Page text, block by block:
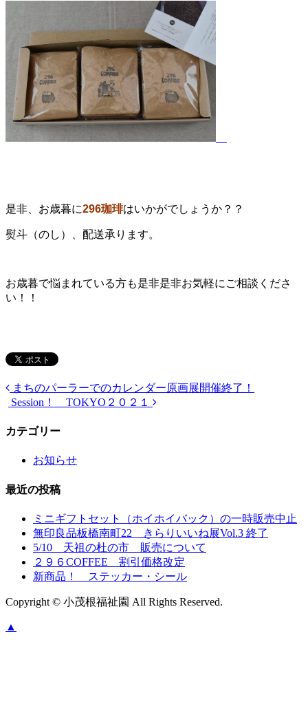
是非、お歳暮に296珈琲はいかがでしょうか？？
熨斗（のし）、配送承ります。
お歳暮で悩まれている方も是非是非お気軽にご相談くださ
い！！
まちのパーラーでのカレンダー原画展開催終了！
Session！ TOKYO２０２１
カテゴリー
お知らせ
最近の投稿
ミニギフトセット（ホイホイバック）の一時販売中止
無印良品板橋南町22 きらりいいね展Vol.3 終了
5/10 天祖の杜の市 販売について
２９６COFFEE 割引価格改定
新商品！ ステッカー・シール
Copyright © 小茂根福祉園 All Rights Reserved.
▲